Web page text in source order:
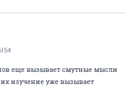
еще вызывает смутные мысли
их изучение уже вызывает